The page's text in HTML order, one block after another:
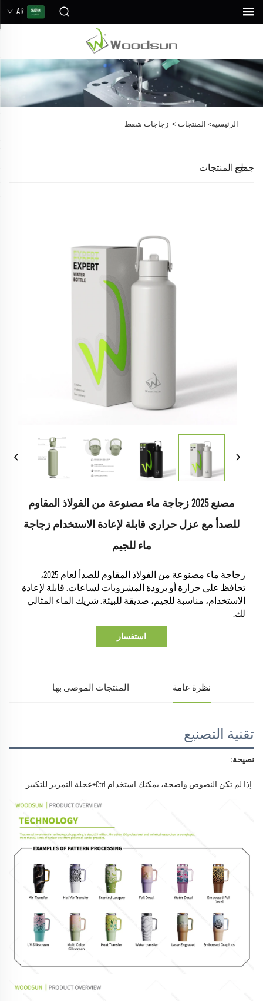
AR
الرئيسية> المنتجات> زجاجات شفط
جميع المنتجات
مصنع 2025 زجاجة ماء مصنوعة من الفولاذ المقاوم
للصدأ مع عزل حراري قابلة لإعادة الاستخدام زجاجة
ماء للجيم
زجاجة ماء مصنوعة من الفولاذ المقاوم للصدأ لعام 2025،
تحافظ على حرارة أو برودة المشروبات لساعات. قابلة لإعادة
الاستخدام، مناسبة للجيم، صديقة للبيئة. شريك الماء المثالي
لك.
استفسار
نظرة عامة المنتجات الموصى بها
تقنية التصنيع
نصيحة:
إذا لم تكن النصوص واضحة، يمكنك استخدام Ctrl+عجلة التمرير للتكبير.